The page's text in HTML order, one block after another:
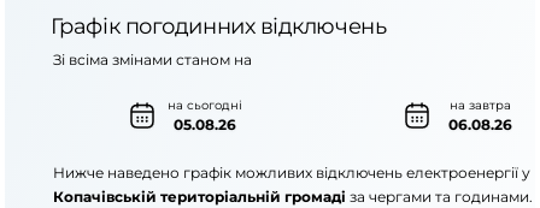
Графік погодинних відключень
на сьогодні
05.08.26
на завтра
06.08.26
Зі всіма змінами станом на
Нижче наведено графік можливих відключень електроенергії у
Копачівській територіальній громаді за чергами та годинами.